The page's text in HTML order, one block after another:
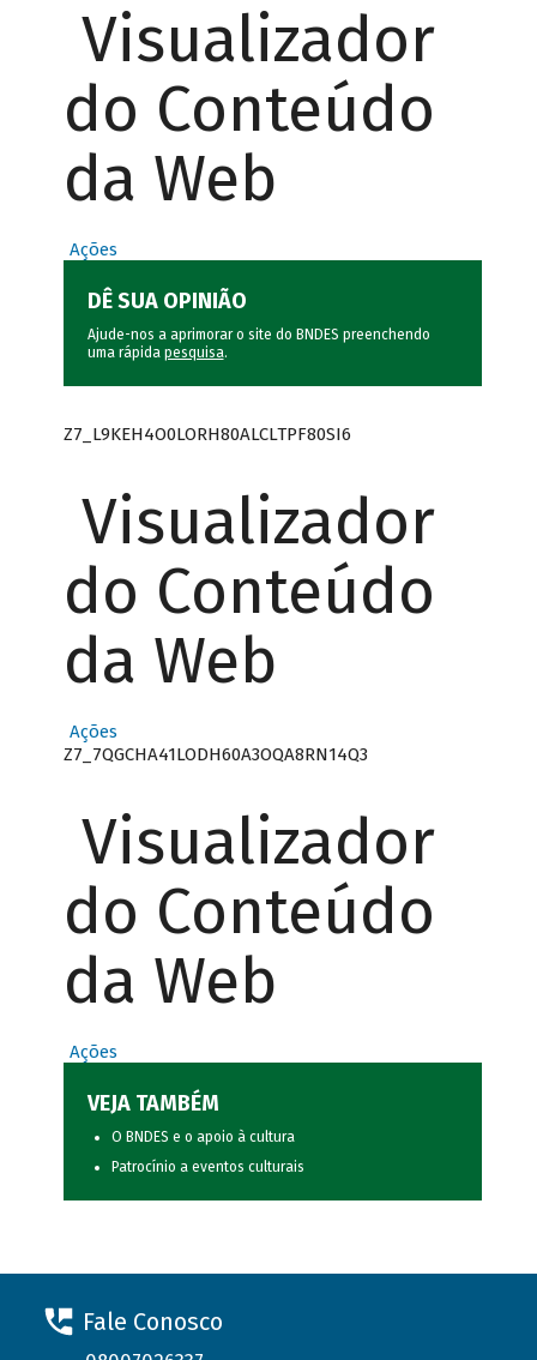
Visualizador
do Conteúdo
da Web
Ações
DÊ SUA OPINIÃO
Ajude-nos a aprimorar o site do BNDES preenchendo
uma rápida pesquisa.
Z7_L9KEH4O0LORH80ALCLTPF80SI6
Visualizador
do Conteúdo
da Web
Ações
Z7_7QGCHA41LODH60A3OQA8RN14Q3
Visualizador
do Conteúdo
da Web
Ações
VEJA TAMBÉM
O BNDES e o apoio à cultura
Patrocínio a eventos culturais
Fale Conosco